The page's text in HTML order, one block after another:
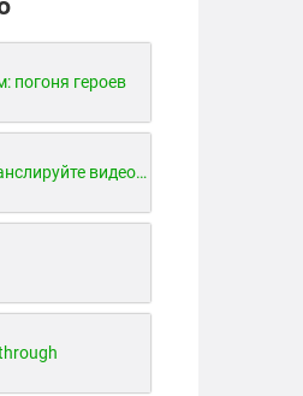
погоня героев
Periscope — транслируйте видео в реальном времени!